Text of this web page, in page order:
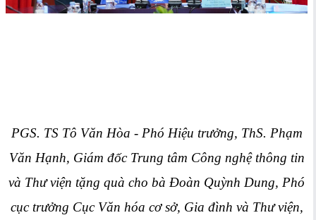
PGS. TS Tô Văn Hòa - Phó Hiệu trưởng, ThS. Phạm
Văn Hạnh, Giám đốc Trung tâm Công nghệ thông tin
và Thư viện tặng quà cho bà Đoàn Quỳnh Dung, Phó
cục trưởng Cục Văn hóa cơ sở, Gia đình và Thư viện,